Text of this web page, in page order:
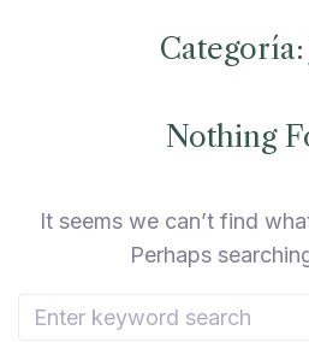
Categoría:
Nothing
It seems we can’t find
Perhaps